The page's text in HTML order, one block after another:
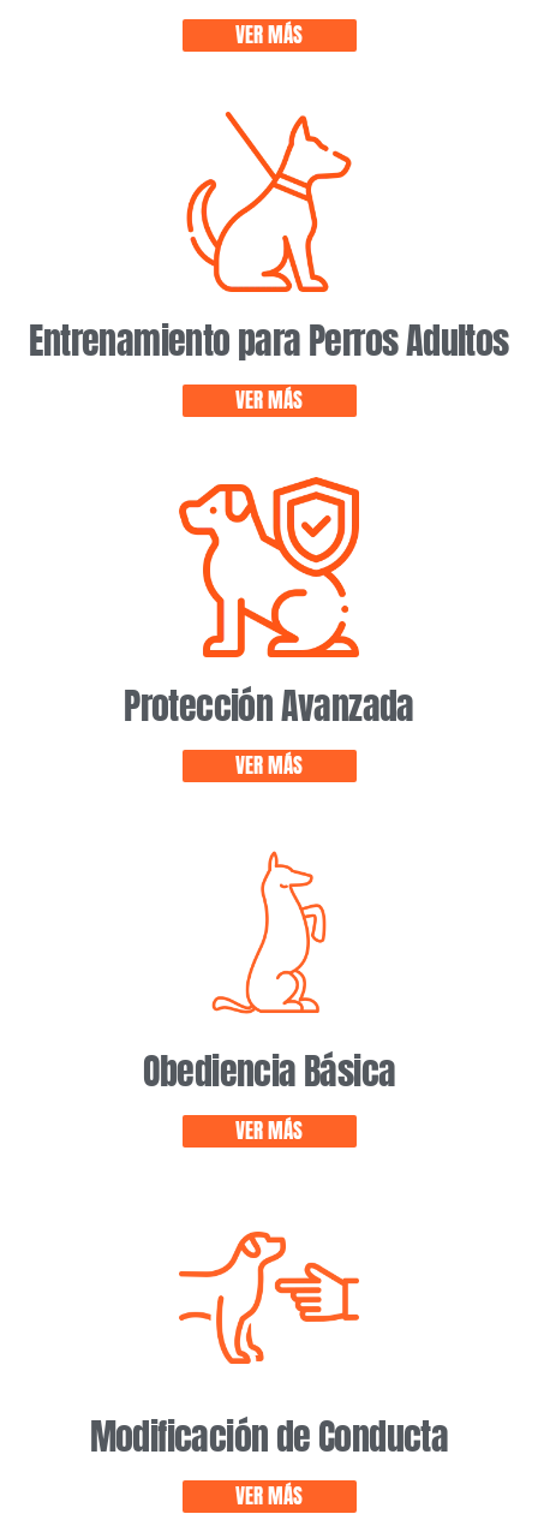
VER MÁS
Entrenamiento para Perros Adultos
VER MÁS
Protección Avanzada
VER MÁS
Obediencia Básica
VER MÁS
Modificación de Conducta
VER MÁS